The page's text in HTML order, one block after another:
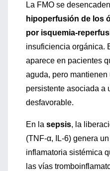
La FMO se
hipoperfusión de los
por isquemia-
insuficiencia orgánica.
aparece en pacientes
aguda, pero mantienen
persistente asociada a
desfavorable.
En la sepsis, la
(TNF-α, IL-6) genera
inflamatoria sistémica
las vías